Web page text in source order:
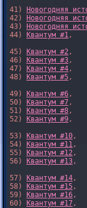
41)
Новогодняя
42)
Новогодняя
43)
Новогодняя
44)
Квантум #1,
45)
Квантум #2,
46)
Квантум #3,
47)
Квантум #4,
48)
Квантум #5,
49)
Квантум #6,
50)
Квантум #7,
51)
Квантум #8,
52)
Квантум #9,
53)
Квантум #10,
54)
Квантум #11,
55)
Квантум #12,
56)
Квантум #13,
57)
Квантум #14,
58)
Квантум #15,
59)
Квантум #16,
60)
Квантум #17,